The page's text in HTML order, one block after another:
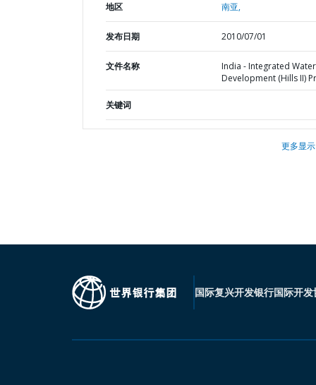
地区 南亚,
发布日期 2010/07/01
文件名称
India - Integrated
Development (Hills II)
关键词
更多显示
国际复兴开发银行国际开发